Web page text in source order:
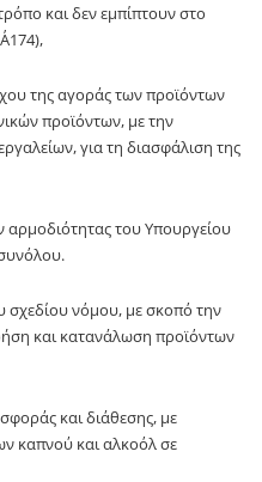
και δεν εμπίπτουν στο
της αγοράς των προϊόντων
προϊόντων, με την
για τη διασφάλιση της
αρμοδιότητας του Υπουργείου
σχεδίου νόμου, με σκοπό την
και κατανάλωση προϊόντων
και διάθεσης, με
καπνού και αλκοόλ σε